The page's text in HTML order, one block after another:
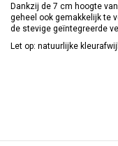
Dankzij de 7 cm hoogte
geheel ook gemakkelijk te
de stevige geïntegreerde
Let op: natuurlijke